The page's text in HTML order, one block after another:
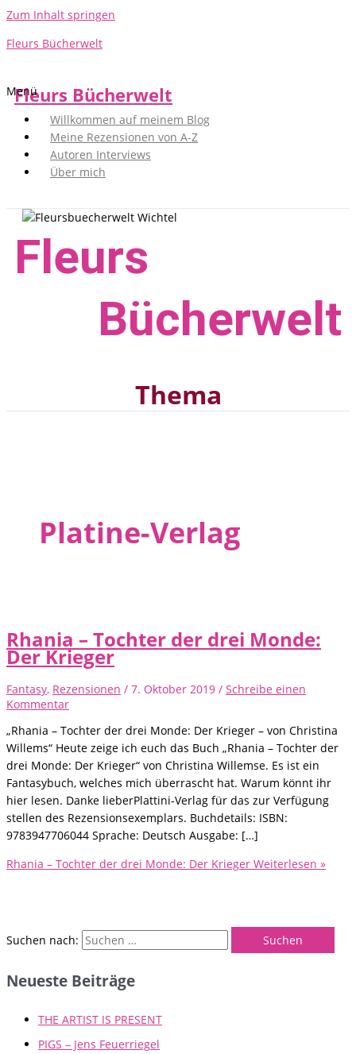
Zum Inhalt springen
Fleurs Bücherwelt
Fleurs Bücherwelt
Menü
Willkommen auf meinem Blog
Meine Rezensionen von A-Z
Autoren Interviews
Über mich
Fleurs
Bücher­welt
Thema
Platine-Verlag
Rhania – Tochter der drei Monde:
Der Krieger
Fantasy, Rezensionen / 7. Oktober 2019 / Schreibe einen
Kommentar
„Rhania – Tochter der drei Monde: Der Krieger – von Christina
Willems“ Heute zeige ich euch das Buch „Rhania – Tochter der
drei Monde: Der Krieger“ von Christina Willemse. Es ist ein
Fantasybuch, welches mich überrascht hat. Warum könnt ihr
hier lesen. Danke lieberPlattini-Verlag für das zur Verfügung
stellen des Rezensionsexemplars. Buchdetails: ISBN:
9783947706044 Sprache: Deutsch Ausgabe: […]
Rhania – Tochter der drei Monde: Der Krieger Weiterlesen »
Suchen nach:
Neueste Beiträge
THE ARTIST IS PRESENT
PIGS – Jens Feuerriegel